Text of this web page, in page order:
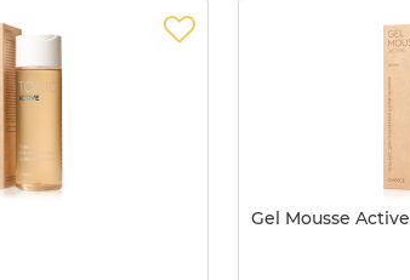
Gel Mousse Active